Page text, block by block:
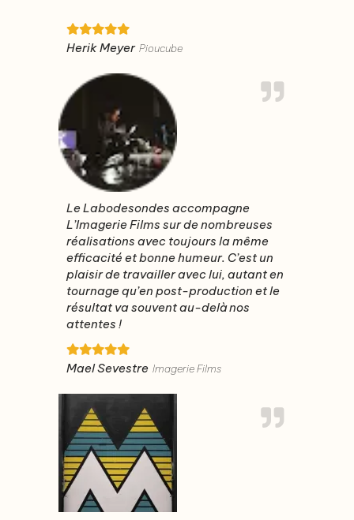
Herik Meyer Pioucube
Le Labodesondes accompagne
L’Imagerie Films sur de nombreuses
réalisations avec toujours la même
efficacité et bonne humeur. C’est un
plaisir de travailler avec lui, autant en
tournage qu’en post-production et le
résultat va souvent au-delà nos
attentes !
Mael Sevestre Imagerie Films